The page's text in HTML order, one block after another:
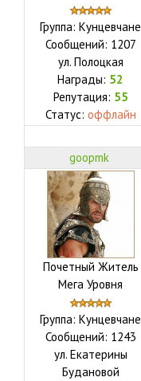
Группа: Кунцевчане
Сообщений: 1207
ул. Полоцкая
Награды: 52
Репутация: 55
Статус: оффлайн
goopmk
Почетный Житель
Мега Уровня
Группа: Кунцевчане
Сообщений: 1243
ул. Екатерины
Будановой